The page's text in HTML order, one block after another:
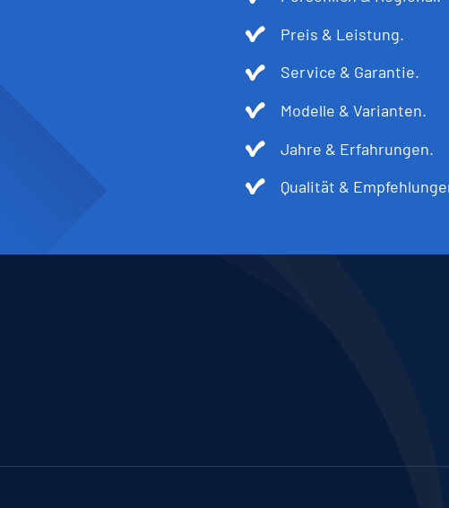
Preis & Leistung.
Service & Garantie.
Modelle & Varianten.
Jahre & Erfahrungen.
Qualität &